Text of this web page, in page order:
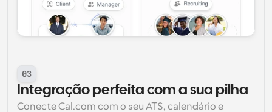
03
Integração perfeita com a sua pilha
Conecte Cal.com com o seu ATS, calendário e